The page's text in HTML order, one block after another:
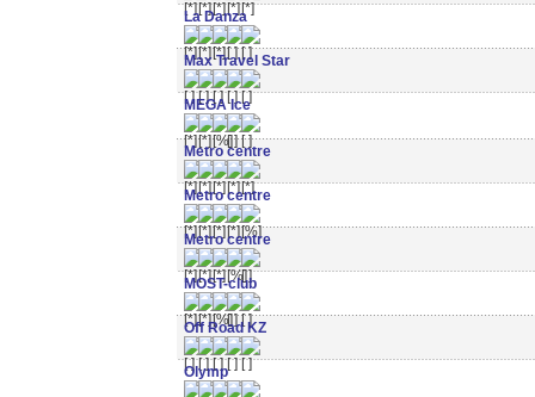
La Danza
Max Travel Star
MEGA Ice
Metro centre
Metro centre
Metro centre
MOST-club
Off Road KZ
Olymp